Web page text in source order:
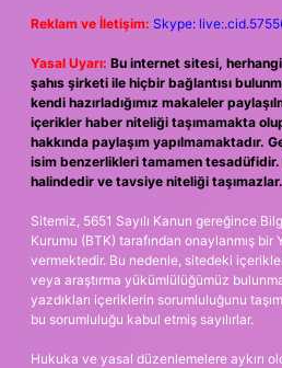
Reklam ve İletişim: Skype:
Yasal Uyarı: Bu internet sitesi,
şahıs şirketi ile hiçbir bağlantısı
kendi hazırladığımız makaleler
içerikler haber niteliği taşımamakta
hakkında paylaşım yapılmamaktadır.
isim benzerlikleri tamamen
halindedir ve tavsiye niteliği taşımazlar.
Sitemiz, 5651 Sayılı Kanun gereğince
Kurumu (BTK) tarafından onaylanmış bir
vermektedir. Bu nedenle, sitedeki
veya araştırma yükümlülüğümüz
yazdıkları içeriklerin sorumluluğunu
bu sorumluluğu kabul etmiş sayılırlar.
Hukuka ve yasal düzenlemelere aykırı